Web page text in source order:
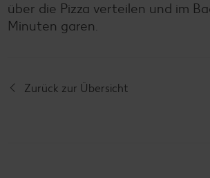
über die Pizza verteilen und im
Minuten garen.
Zurück zur Übersicht